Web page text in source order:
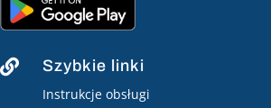
 Szybkie linki
Instrukcje obsługi